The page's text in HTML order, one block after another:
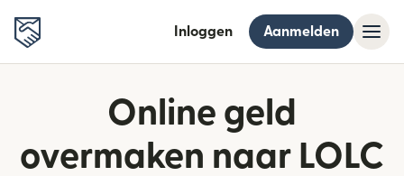
Inloggen Aanmelden
Online geld
overmaken naar LOLC